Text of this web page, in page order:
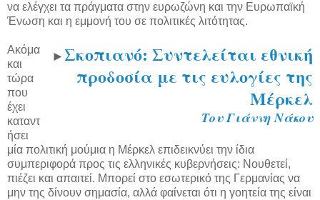
να ελέγχει τα πράγματα στην ευρωζώνη και την Ευρωπαϊκή
Ένωση και η εμμονή του σε πολιτικές λιτότητας.
►Σκοπιανό: Συντελείται εθνική
προδοσία με τις ευλογίες της
Μέρκελ
Του Γιάννη Νάκου
Ακόμα
και
τώρα
που
έχει
καταντ
ήσει
μία πολιτική μούμια η Μέρκελ επιδεικνύει την ίδια
συμπεριφορά προς τις ελληνικές κυβερνήσεις: Νουθετεί,
πιέζει και απαιτεί. Μπορεί στο εσωτερικό της Γερμανίας να
μην της δίνουν σημασία, αλλά φαίνεται ότι η γοητεία της είναι